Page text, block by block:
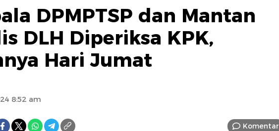
DPMPTSP dan Mantan
DLH Diperiksa KPK,
Hari Jumat
8:52 am
Komentar